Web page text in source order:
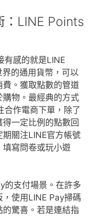
：LINE Points
有感的就是LINE
的通用貨幣，可以
。獲取點數的管道
物。最經典的方式
合作電商下單，除了
一定比例的點數回
關注LINE官方帳號
寫問卷或玩小遊
的支付場景。在許多
使用LINE Pay掃碼
驚喜。若是連結指